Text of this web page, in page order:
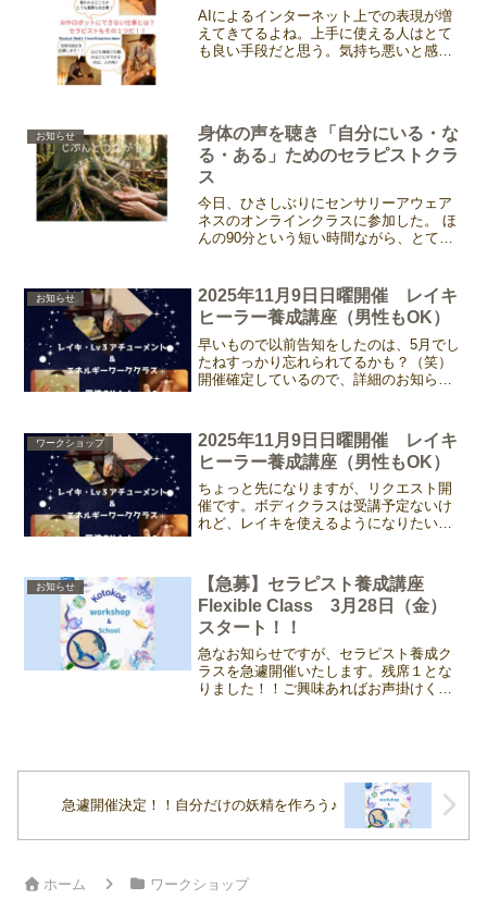
AIによるインターネット上での表現が増
えてきてるよね。上手に使える人はとて
も良い手段だと思う。気持ち悪いと感じ
って、誰？って感...
お知らせ
身体の声を聴き「自分にいる・な
る・ある」ためのセラピストクラ
ス
今日、ひさしぶりにセンサリーアウェア
ネスのオンラインクラスに参加した。 ほ
んの90分という短い時間ながら、とても
ね。 一言でいうと、五感を通じた「感覚
の気づき」を促す実...
お知らせ
2025年11月9日日曜開催 レイキ
ヒーラー養成講座（男性もOK）
早いもので以前告知をしたのは、5月でし
たねすっかり忘れられてるかも？（笑）
開催確定しているので、詳細のお知らせ
セラピストではないけれど、レイキヒー
リングを生活の中に取り...
ワークショップ
2025年11月9日日曜開催 レイキ
ヒーラー養成講座（男性もOK）
ちょっと先になりますが、リクエスト開
催です。ボディクラスは受講予定ないけ
れど、レイキを使えるようになりたい
方。カウンセラー、整体師、対人援助職
の方でスキルアップを目指す方...
お知らせ
【急募】セラピスト養成講座
Flexible Class 3月28日（金）
スタート！！
急なお知らせですが、セラピスト養成ク
ラスを急遽開催いたします。残席１とな
りました！！ご興味あればお声掛けくだ
急遽開催決定！！自分だけの妖精を作ろう♪
ホーム ワークショップ